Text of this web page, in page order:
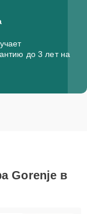
до 3 лет на
Gorenje в